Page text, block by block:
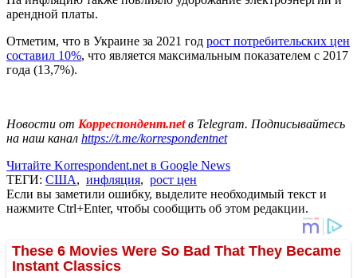
арендной платы.
Отметим, что в Украине за 2021 год рост потребительских цен
составил 10%, что является максимальным показателем с 2017
года (13,7%).
Новости от Корреспондент.netв Telegram. Подписывайтесь
на наш канал https://t.me/korrespondentnet
Читайте Korrespondent.net в Google News
ТЕГИ: США, инфляция, рост цен
Если вы заметили ошибку, выделите необходимый текст и
нажмите Ctrl+Enter, чтобы сообщить об этом редакции.